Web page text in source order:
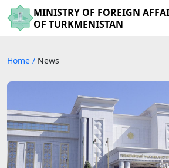
MINISTRY OF FOREIGN
OF TURKMENISTAN
Home / News